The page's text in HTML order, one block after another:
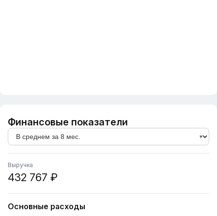
Финансовые показатели
Выручка
432 767 ₽
Основные расходы